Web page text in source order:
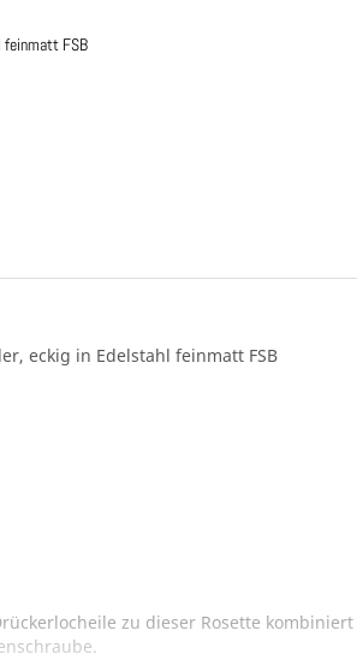
feinmatt FSB
eckig in Edelstahl feinmatt FSB
zu dieser Rosette kombiniert